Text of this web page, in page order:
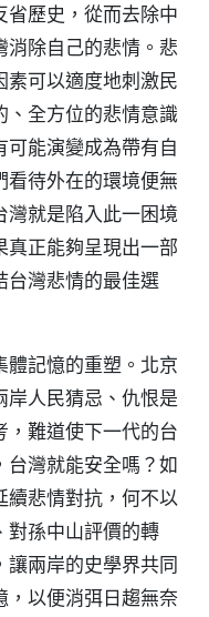
省歷史，從而去除中
消除自己的悲情。悲
可以適度地刺激民
、全方位的悲情意識
能演變成為帶有自
看待外在的環境便無
灣就是陷入此一困境
真正能夠呈現出一部
台灣悲情的最佳選
體記憶的重塑。北京
岸人民猜忌、仇恨是
，難道使下一代的台
灣就能安全嗎？如
續悲情對抗，何不以
對孫中山評價的轉
讓兩岸的史學界共同
，以便消弭日趨無奈